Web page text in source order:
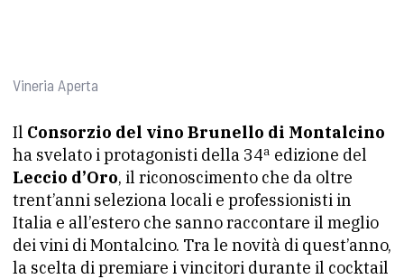
Vineria Aperta
Il Consorzio del vino Brunello di Montalcino
ha svelato i protagonisti della 34ª edizione del
Leccio d’Oro, il riconoscimento che da oltre
trent’anni seleziona locali e professionisti in
Italia e all’estero che sanno raccontare il meglio
dei vini di Montalcino. Tra le novità di quest’anno,
la scelta di premiare i vincitori durante il cocktail